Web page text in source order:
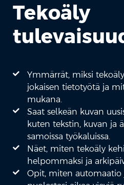
Tekoäly
Ymmärrät, miksi
jokaisen tietotyötä ja
mukana.
Saat selkeän kuvan
kuten tekstin, kuvan ja
samoissa työkaluissa.
Näet, miten tekoäly
helpommaksi ja
Opit, miten automaatio